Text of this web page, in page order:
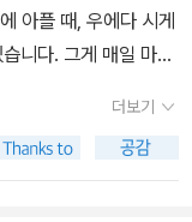
제 완전히 인간이 아
나게 한다. 아직 읽어
게 용기를 준 책읽고 난
책을 기준으로 선정
지친 날, 다시 펼쳐보
: 미치 앨봄출판사 : 살
아플 때, 우에다 시게
니다. 그게 매일 마음
않네요. 우에다 군
면목이 없습니다.이
제 잘못이니부디 용서
더보기